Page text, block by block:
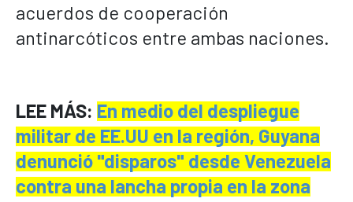
acuerdos de cooperación
antinarcóticos entre ambas naciones.
LEE MÁS: En medio del despliegue
militar de EE.UU en la región, Guyana
denunció "disparos" desde Venezuela
contra una lancha propia en la zona